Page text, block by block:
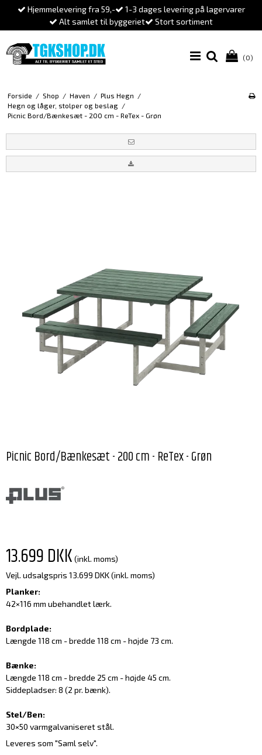
Hjemmelevering fra 59,-
1-3 dages levering på lagervarer
Alt samlet til byggeriet
Stort sortiment
(0)
Forside / Shop / Haven / Plus Hegn /
Hegn og låger, stolper og beslag /
Picnic Bord/Bænkesæt - 200 cm - ReTex - Grøn
Picnic Bord/Bænkesæt - 200 cm - ReTex - Grøn
13.699 DKK (inkl. moms)
Vejl. udsalgspris 13.699 DKK(inkl. moms)
Planker:
42×116 mm ubehandlet lærk.
Bordplade:
Længde 118 cm - bredde 118 cm - højde 73 cm.
Bænke:
Længde 118 cm - bredde 25 cm - højde 45 cm.
Siddepladser: 8 (2 pr. bænk).
Stel/Ben:
30×50 varmgalvaniseret stål.
Leveres som "Saml selv".